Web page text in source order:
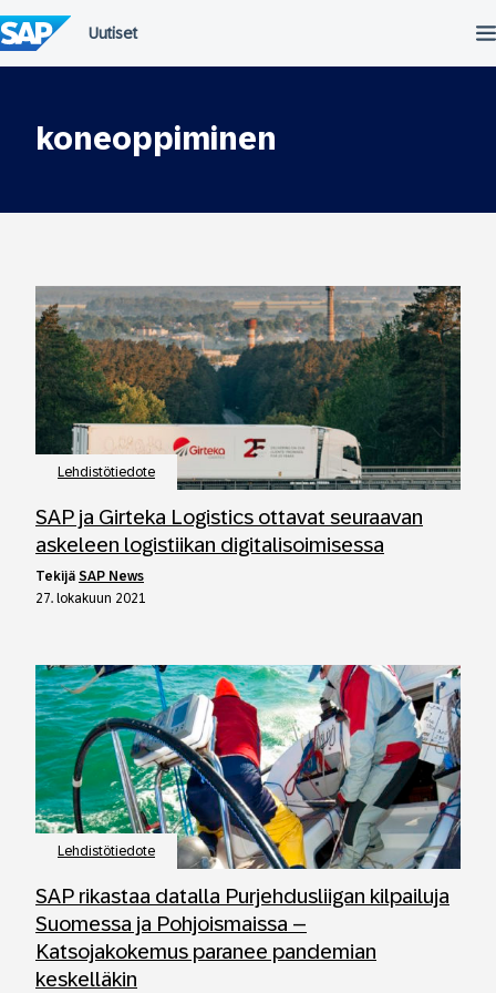
suoraan
sisältöön
koneoppiminen
Lehdistötiedote
SAP ja Girteka Logistics ottavat seuraavan
askeleen logistiikan digitalisoimisessa
tekijä SAP News
27. lokakuun 2021
Lehdistötiedote
SAP rikastaa datalla Purjehdusliigan kilpailuja
Suomessa ja Pohjoismaissa –
Katsojakokemus paranee pandemian
keskelläkin